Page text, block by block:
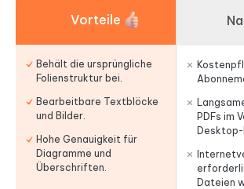
Vorteile
Behält die ursprüngliche
Folienstruktur bei.
Bearbeitbare Textblöcke
und Bilder.
Hohe Genauigkeit für
Diagramme und
Überschriften.
PDFs im
Desktop-
Dateien